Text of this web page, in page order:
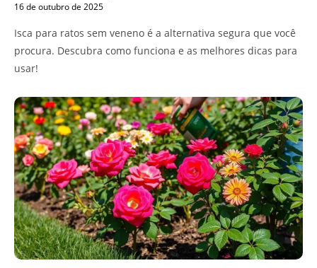
16 de outubro de 2025
Isca para ratos sem veneno é a alternativa segura que você
procura. Descubra como funciona e as melhores dicas para
usar!